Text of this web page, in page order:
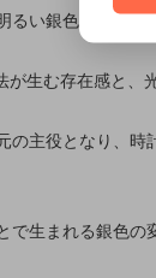
るい銀色が細部ま
が生む存在感と、
の主役となり、時
で生まれる銀色の